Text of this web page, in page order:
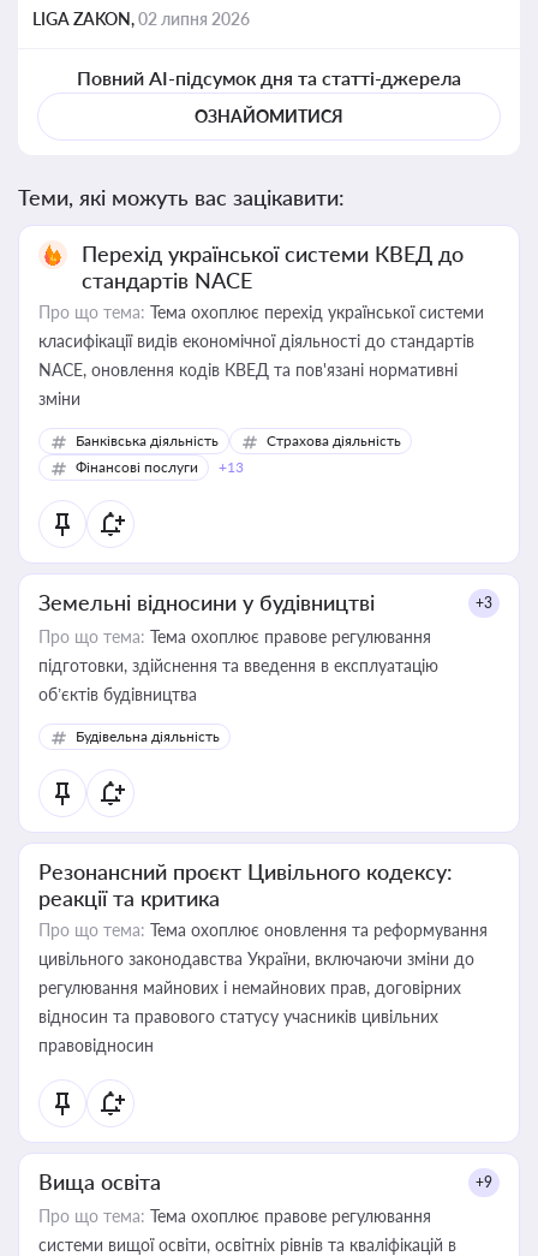
LIGA ZAKON,02 липня 2026
Повний AI-підсумок дня та статті-джерела
ОЗНАЙОМИТИСЯ
Теми, які можуть вас зацікавити:
Перехід української системи КВЕД до
стандартів NACE
Про що тема: Тема охоплює перехід української системи
класифікації видів економічної діяльності до стандартів
NACE, оновлення кодів КВЕД та пов'язані нормативні
зміни
Банківська діяльність
Страхова діяльність
Фінансові послуги
+13
Земельні відносини у будівництві +3
Про що тема: Тема охоплює правове регулювання
підготовки, здійснення та введення в експлуатацію
об’єктів будівництва
Будівельна діяльність
Резонансний проєкт Цивільного кодексу:
реакції та критика
Про що тема: Тема охоплює оновлення та реформування
цивільного законодавства України, включаючи зміни до
регулювання майнових і немайнових прав, договірних
відносин та правового статусу учасників цивільних
правовідносин
Вища освіта +9
Про що тема: Тема охоплює правове регулювання
системи вищої освіти, освітніх рівнів та кваліфікацій в